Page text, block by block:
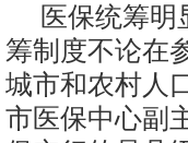
医保统筹
筹制度不论在
城市和农村人
市医保中心副